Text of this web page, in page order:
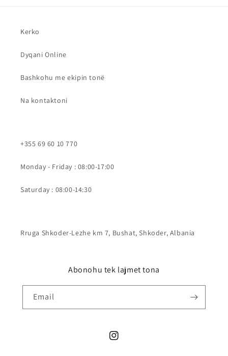
Kerko
Dyqani Online
Bashkohu me ekipin tonë
Na kontaktoni
+355 69 60 10 770
Monday - Friday : 08:00-17:00
Saturday : 08:00-14:30
Rruga Shkoder-Lezhe km 7, Bushat, Shkoder, Albania
Abonohu tek lajmet tona
Email
Instagram